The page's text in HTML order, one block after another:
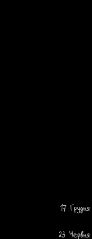
17 Грудня
23 Червня